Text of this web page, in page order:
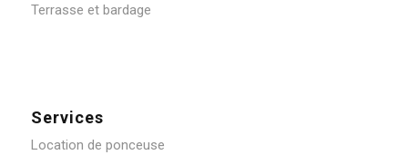
Terrasse et bardage
Services
Location de ponceuse